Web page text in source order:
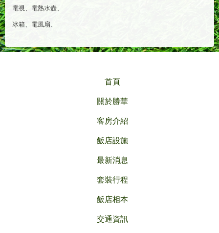
電視、電熱水壺、
冰箱、電風扇、
首頁
關於勝華
客房介紹
飯店設施
最新消息
套裝行程
飯店相本
交通資訊